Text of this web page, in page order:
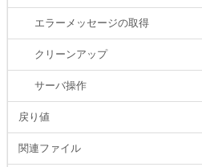
エラーメッセージの取得
クリーンアップ
サーバ操作
戻り値
関連ファイル